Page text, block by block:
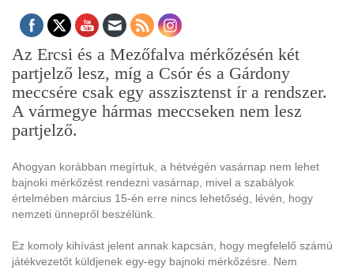
Az Ercsi és a Mezőfalva mérkőzésén két
partjelző lesz, míg a Csór és a Gárdony
meccsére csak egy asszisztenst ír a rendszer.
A vármegye hármas meccseken nem lesz
partjelző.
Ahogyan korábban megírtuk, a hétvégén vasárnap nem lehet
bajnoki mérkőzést rendezni vasárnap, mivel a szabályok
értelmében március 15-én erre nincs lehetőség, lévén, hogy
nemzeti ünnepről beszélünk.
Ez komoly kihívást jelent annak kapcsán, hogy megfelelő számú
játékvezetőt küldjenek egy-egy bajnoki mérkőzésre. Nem